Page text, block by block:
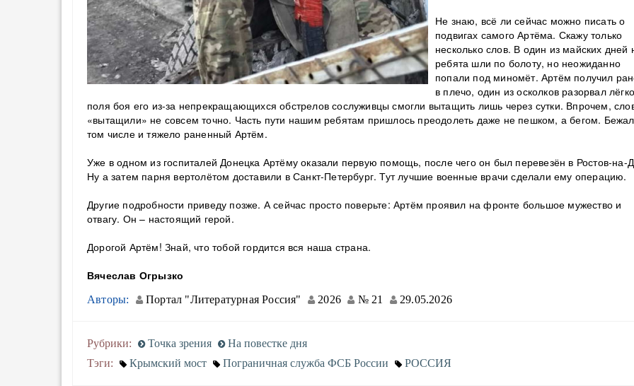
Не знаю, всё ли сейчас можно писать о
подвигах самого Артёма. Скажу только
несколько слов. В один из майских дней
ребята шли по болоту, но неожиданно
попали под миномёт. Артём получил
в плечо, один из осколков разорвал
поля боя его из-за непрекращающихся обстрелов сослуживцы смогли вытащить лишь через сутки. Впрочем,
«вытащили» не совсем точно. Часть пути нашим ребятам пришлось преодолеть даже не пешком, а бегом.
том числе и тяжело раненный Артём.
Уже в одном из госпиталей Донецка Артёму оказали первую помощь, после чего он был перевезён в Ростов-на-
Ну а затем парня вертолётом доставили в Санкт-Петербург. Тут лучшие военные врачи сделали ему операцию.
Другие подробности приведу позже. А сейчас просто поверьте: Артём проявил на фронте большое мужество и
отвагу. Он – настоящий герой.
Дорогой Артём! Знай, что тобой гордится вся наша страна.
Вячеслав Огрызко
Авторы: Портал "Литературная Россия" 2026 № 21 29.05.2026
Рубрики: Точка зрения
На повестке дня
Тэги:
Крымский мост Пограничная служба ФСБ России РОССИЯ